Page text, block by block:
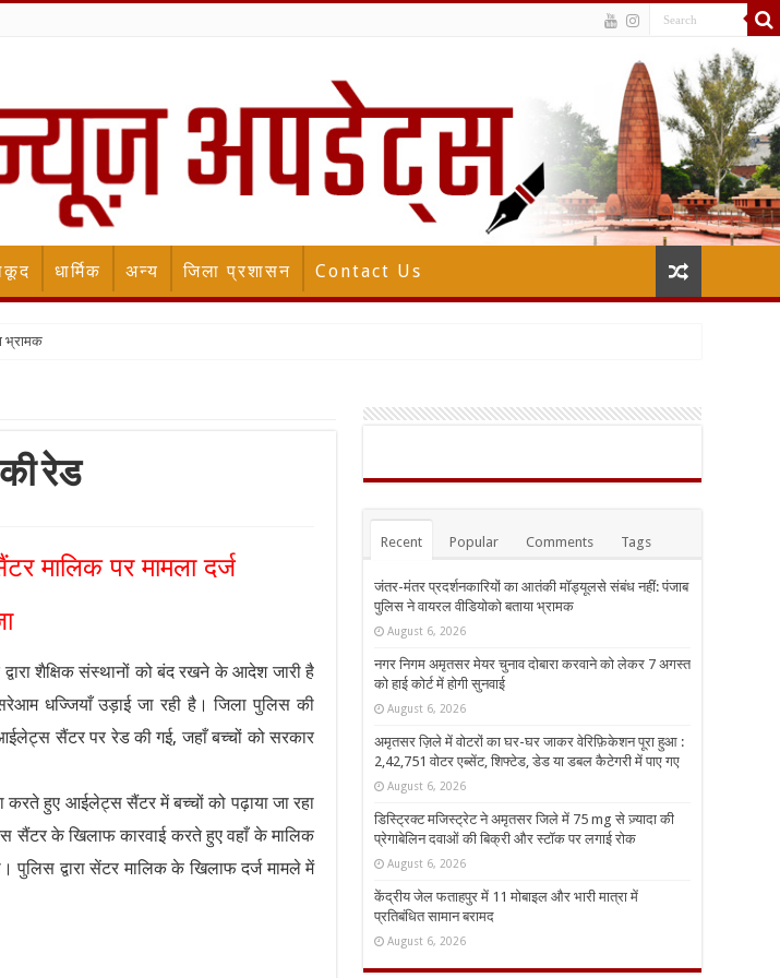
धार्मिक अन्य जिला प्रशासन Contact Us
भ्रामक
रेड
मालिक पर मामला दर्ज
शैक्षिक संस्थानों को बंद रखने के आदेश जारी है
धज्जियाँ उड़ाई जा रही है। जिला पुलिस की
सैंटर पर रेड की गई, जहाँ बच्चों को सरकार
हुए आईलेट्स सैंटर में बच्चों को पढ़ाया जा रहा
के खिलाफ कारवाई करते हुए वहाँ के मालिक
पुलिस द्वारा सेंटर मालिक के खिलाफ दर्ज मामले में
Recent Popular Comments Tags
जंतर-मंतर प्रदर्शनकारियों का आतंकी मॉड्यूलसे संबंध नहीं: पंजाब
पुलिस ने वायरल वीडियोको बताया भ्रामक
August 6, 2026
नगर निगम अमृतसर मेयर चुनाव दोबारा करवाने को लेकर 7 अगस्त
को हाई कोर्ट में होगी सुनवाई
August 6, 2026
अमृतसर ज़िले में वोटरों का घर-घर जाकर वेरिफ़िकेशन पूरा हुआ :
2,42,751 वोटर एब्सेंट, शिफ्टेड, डेड या डबल कैटेगरी में पाए गए
August 6, 2026
डिस्ट्रिक्ट मजिस्ट्रेट ने अमृतसर जिले में 75 mg से ज़्यादा की
प्रेगाबेलिन दवाओं की बिक्री और स्टॉक पर लगाई रोक
August 6, 2026
केंद्रीय जेल फताहपुर में 11 मोबाइल और भारी मात्रा में
प्रतिबंधित सामान बरामद
August 6, 2026